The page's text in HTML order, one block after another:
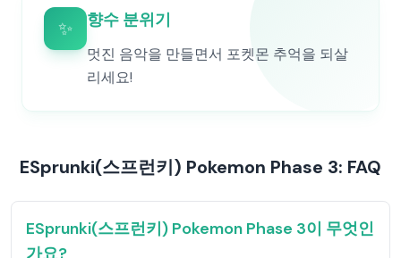
✨ 향수 분위기
멋진 음악을 만들면서 포켓몬 추억을 되살
리세요!
ESprunki(스프런키) Pokemon Phase 3: FAQ
ESprunki(스프런키) Pokemon Phase 3이 무엇인
가요?